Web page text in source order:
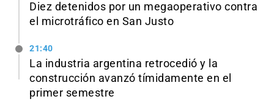
Diez detenidos por un megaoperativo contra
el microtráfico en San Justo
21:40
La industria argentina retrocedió y la
construcción avanzó tímidamente en el
primer semestre